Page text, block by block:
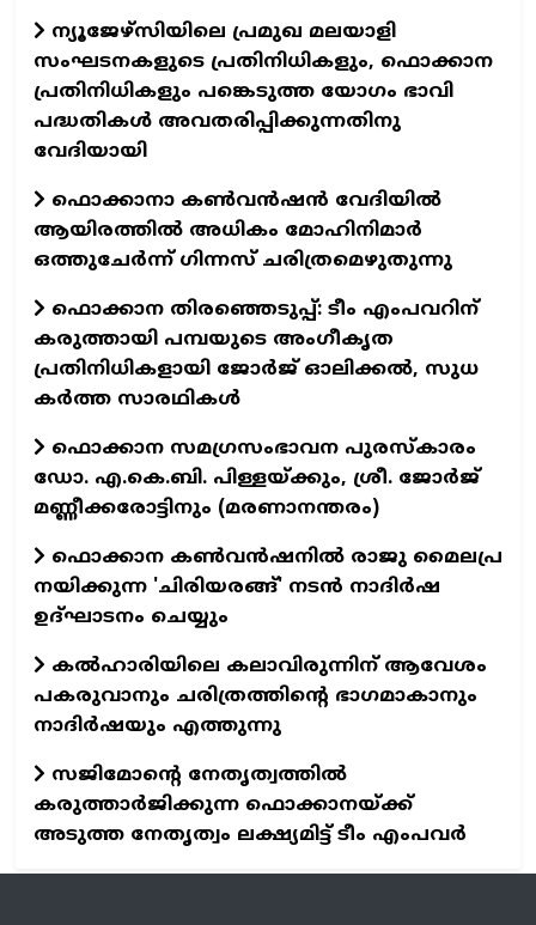
ന്യൂജേഴ്സിയിലെ പ്രമുഖ മലയാളി
സംഘടനകളുടെ പ്രതിനിധികളും, ഫൊക്കാന
പ്രതിനിധികളും പങ്കെടുത്ത യോഗം ഭാവി
പദ്ധതികൾ അവതരിപ്പിക്കുന്നതിനു
വേദിയായി
ഫൊക്കാനാ കൺവൻഷൻ വേദിയിൽ
ആയിരത്തിൽ അധികം മോഹിനിമാർ
ഒത്തുചേർന്ന് ഗിന്നസ് ചരിത്രമെഴുതുന്നു
ഫൊക്കാന തിരഞ്ഞെടുപ്പ്: ടീം എംപവറിന്
കരുത്തായി പമ്പയുടെ അംഗീകൃത
പ്രതിനിധികളായി ജോർജ് ഓലിക്കൽ, സുധ
കർത്ത സാരഥികൾ
ഫൊക്കാന സമഗ്രസംഭാവന പുരസ്കാരം
ഡോ. എ.കെ.ബി. പിള്ളയ്ക്കും, ശ്രീ. ജോർജ്
മണ്ണീക്കരോട്ടിനും (മരണാനന്തരം)
ഫൊക്കാന കൺവൻഷനിൽ രാജു മൈലപ്ര
നയിക്കുന്ന 'ചിരിയരങ്ങ്' നടൻ നാദിർഷ
ഉദ്ഘാടനം ചെയ്യും
കൽഹാരിയിലെ കലാവിരുന്നിന് ആവേശം
പകരുവാനും ചരിത്രത്തിന്റെ ഭാഗമാകാനും
നാദിർഷയും എത്തുന്നു
സജിമോന്റെ നേതൃത്വത്തിൽ
കരുത്താർജിക്കുന്ന ഫൊക്കാനയ്ക്ക്
അടുത്ത നേതൃത്വം ലക്ഷ്യമിട്ട് ടീം എംപവർ